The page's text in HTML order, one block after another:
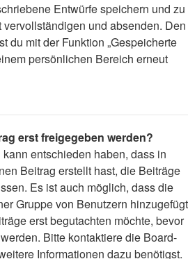
Entwürfe speichern und zu
und absenden. Den
du mit der Funktion „Gespeicherte
persönlichen Bereich erneut
erst freigegeben werden?
entschieden haben, dass in
Beitrag erstellt hast, die Beiträge
Es ist auch möglich, dass die
Gruppe von Benutzern hinzugefügt
erst begutachten möchte, bevor
Bitte kontaktiere die Board-
Informationen dazu benötigst.